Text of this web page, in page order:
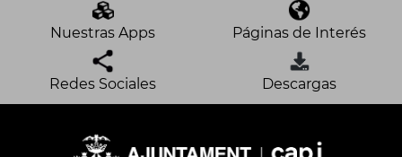
Nuestras Apps Páginas de Interés
Redes Sociales Descargas